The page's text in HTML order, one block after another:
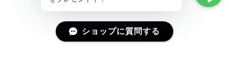
ショップに質問する